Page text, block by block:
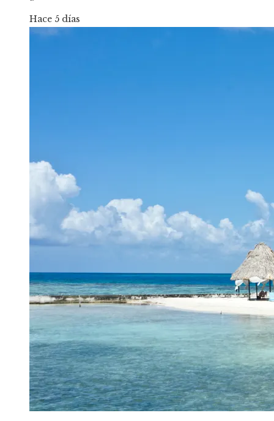
Hace 5 días